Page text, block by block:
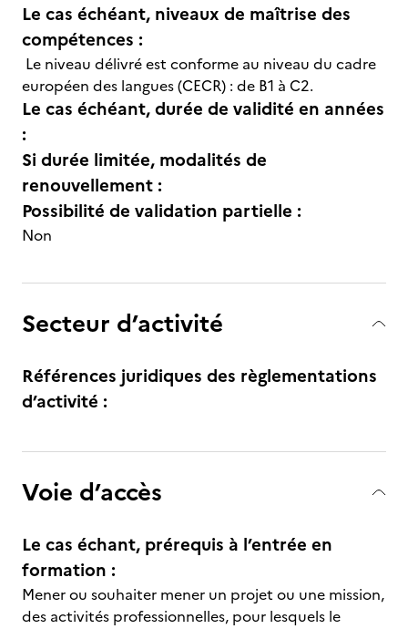
Le cas échéant, niveaux de maîtrise des
compétences :
Le niveau délivré est conforme au niveau du cadre
européen des langues (CECR) : de B1 à C2.
Le cas échéant, durée de validité en années
:
Si durée limitée, modalités de
renouvellement :
Possibilité de validation partielle :
Non
Secteur d’activité
Références juridiques des règlementations
d’activité :
Voie d’accès
Le cas échant, prérequis à l’entrée en
formation :
Mener ou souhaiter mener un projet ou une mission,
des activités professionnelles, pour lesquels le